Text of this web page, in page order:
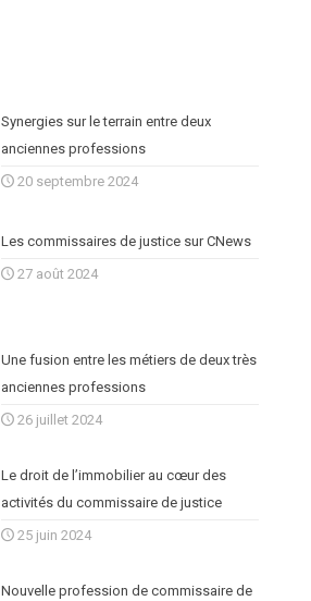
Synergies sur le terrain entre deux
anciennes professions
20 septembre 2024
Les commissaires de justice sur CNews
27 août 2024
Une fusion entre les métiers de deux très
anciennes professions
26 juillet 2024
Le droit de l’immobilier au cœur des
activités du commissaire de justice
25 juin 2024
Nouvelle profession de commissaire de